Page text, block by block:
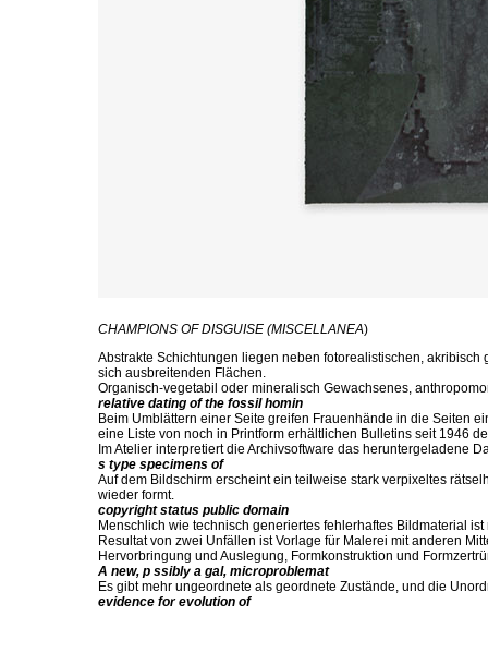
CHAMPIONS OF DISGUISE (MISCELLANEA)
Abstrakte Schichtungen liegen neben fotorealistischen,
sich ausbreitenden Flächen.
Organisch-vegetabil oder mineralisch Gewachsenes,
relative dating of the fossil homin
Beim Umblättern einer Seite greifen Frauenhände in die Seiten
eine Liste von noch in Printform erhältlichen Bulletins seit 1946
Im Atelier interpretiert die Archivsoftware das heruntergeladene
s type specimens of
Auf dem Bildschirm erscheint ein teilweise stark verpixeltes
wieder formt.
copyright status public domain
Menschlich wie technisch generiertes fehlerhaftes Bildmaterial
Resultat von zwei Unfällen ist Vorlage für Malerei mit anderen
Hervorbringung und Auslegung, Formkonstruktion und
A new, p ssibly a gal, microproblemat
Es gibt mehr ungeordnete als geordnete Zustände, und die
evidence for evolution of